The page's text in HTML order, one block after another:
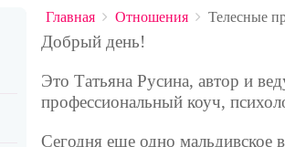
Главная Отношения Телесные
Добрый день!
Это Татьяна Русина, автор и
профессиональный коуч,
Сегодня еще одно мальдивское